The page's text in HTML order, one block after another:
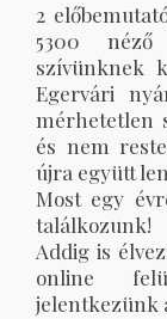
2
5300 néző
szívünknek
Egervári
mérhetetlen
és nem
újra együtt
Most egy
találkozunk!
Addig is
online
jelentkezünk